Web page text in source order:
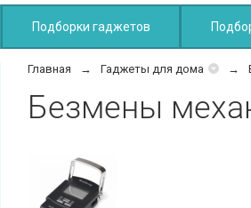
Подборки гаджетов
Главная Гаджеты для дома
Безмены